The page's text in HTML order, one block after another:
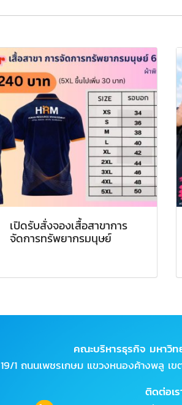
เปิดรับสั่งจองเสื้อสาขาการ
จัดการทรัพยากรมนุษย์
คณะบริหารธุรกิจ มหาวิท
19/1 ถนนเพชรเกษม แขวงหนองค้างพลู เ
ติดต่อเร